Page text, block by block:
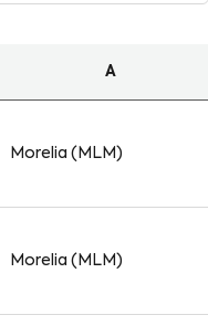
A
Morelia (MLM)
Morelia (MLM)